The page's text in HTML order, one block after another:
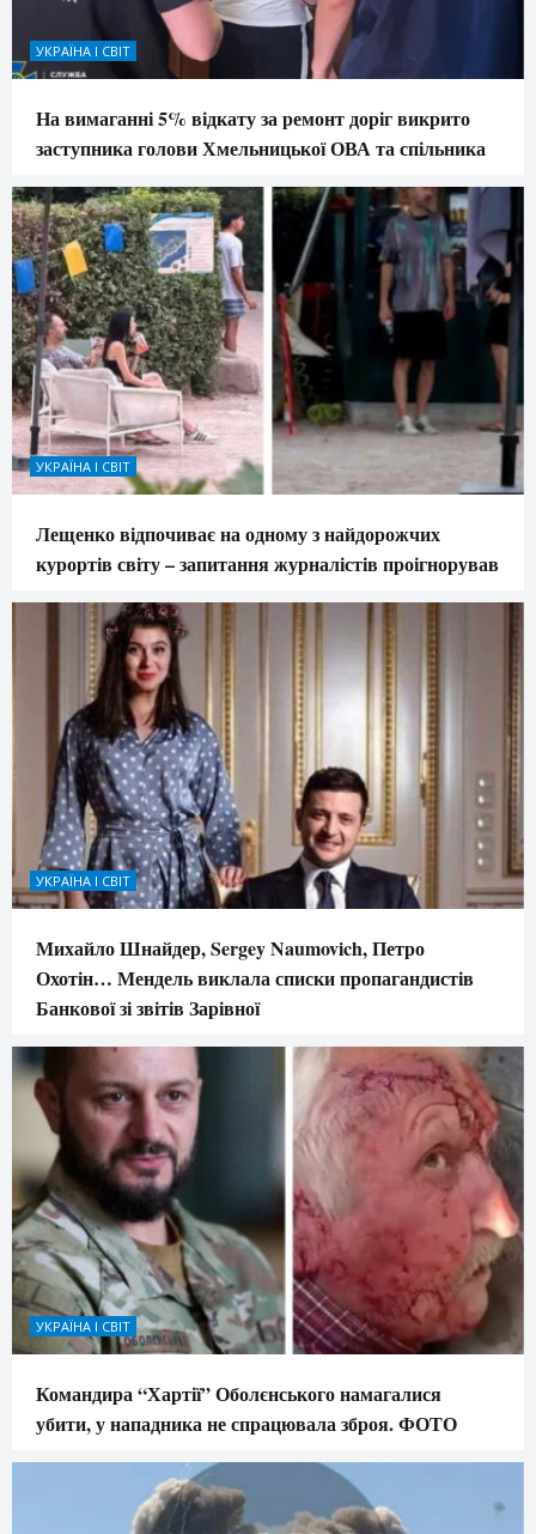
УКРАЇНА І СВІТ
На вимаганні 5% відкату за ремонт доріг викрито
заступника голови Хмельницької ОВА та спільника
УКРАЇНА І СВІТ
Лещенко відпочиває на одному з найдорожчих
курортів світу – запитання журналістів проігнорував
УКРАЇНА І СВІТ
Михайло Шнайдер, Sergey Naumovich, Петро
Охотін… Мендель виклала списки пропагандистів
Банкової зі звітів Зарівної
УКРАЇНА І СВІТ
Командира “Хартії” Оболєнського намагалися
убити, у нападника не спрацювала зброя. ФОТО